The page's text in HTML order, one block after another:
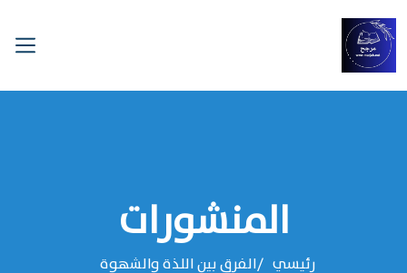
المنشورات
رئيسي الفرق بين اللذة والشهوة